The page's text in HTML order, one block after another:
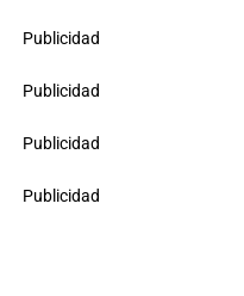
Publicidad
Publicidad
Publicidad
Publicidad